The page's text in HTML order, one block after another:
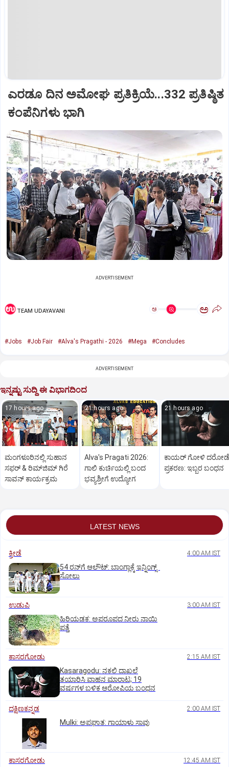
ಎರಡೂ ದಿನ ಅಮೋಘ ಪ್ರತಿಕ್ರಿಯೆ...332 ಪ್ರತಿಷ್ಠಿತ
ಕಂಪೆನಿಗಳು ಭಾಗಿ
ADVERTISEMENT
TEAM UDAYAVANI ಅ ಅ
#Jobs #Job Fair #Alva's Pragathi - 2026 #Mega #Concludes
ADVERTISEMENT
ಇನ್ನಷ್ಟು ಸುದ್ದಿ ಈ ವಿಭಾಗದಿಂದ
17 hours ago
ಮಂಗಳೂರಿನಲ್ಲಿ ಸುಹಾನ
ಸಫರ್ & ರಿಮ್‌ಜಿಮ್ ಗಿರೆ
ಸಾವನ್ ಕಾರ್ಯಕ್ರಮ
21 hours ago
Alva's Pragati 2026:
ಗಾಲಿ ಕುರ್ಚಿಯಲ್ಲಿ ಬಂದ
ಭವ್ಯಶ್ರೀಗೆ ಉದ್ಯೋಗ
21 hours ago
ಕಾಯರ್ ಗೋಳಿ ದರೋಡೆ
ಪ್ರಕರಣ: ಇಬ್ಬರ ಬಂಧನ
LATEST NEWS
ಕ್ರೀಡೆ 4:00 AM IST
54 ರನ್‌ಗೆ ಆಲೌಟ್‌: ಬಾಂಗ್ಲಾಕ್ಕೆ ಇನ್ನಿಂಗ್ಸ್‌
ಸೋಲು
ಉಡುಪಿ 3:00 AM IST
ಹಿರಿಯಡಕ: ಅಪರೂಪದ ನೀರು ನಾಯಿ
ಪತ್ತೆ
ಕಾಸರಗೋಡು 2:15 AM IST
Kasaragodu: ನಕಲಿ ದಾಖಲೆ
ತಯಾರಿಸಿ ವಾಹನ ಮಾರಾಟ; 19
ವರ್ಷಗಳ ಬಳಿಕ ಆರೋಪಿಯ ಬಂಧನ
ದಕ್ಷಿಣಕನ್ನಡ 2:00 AM IST
Mulki: ಅಪಘಾತ: ಗಾಯಾಳು ಸಾವು
ಕಾಸರಗೋಡು 12:45 AM IST